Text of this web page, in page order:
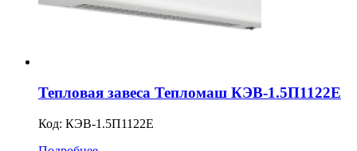
Тепловая завеса Тепломаш КЭВ-1.5П1122Е
Код: КЭВ-1.5П1122Е